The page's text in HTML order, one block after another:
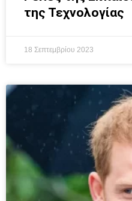
της Τεχνολογίας
18 Σεπτεμβρίου 2023